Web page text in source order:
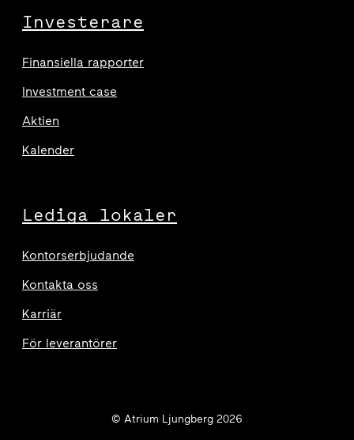
Investerare
Finansiella rapporter
Investment case
Aktien
Kalender
Lediga lokaler
Kontorserbjudande
Kontakta oss
Karriär
För leverantörer
© Atrium Ljungberg 2026